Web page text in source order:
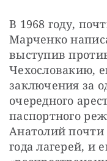
В 1968 году,
Марченко
выступив
Чехословакию,
заключения за
очередного
паспортного
Анатолий почти
года лагерей, и